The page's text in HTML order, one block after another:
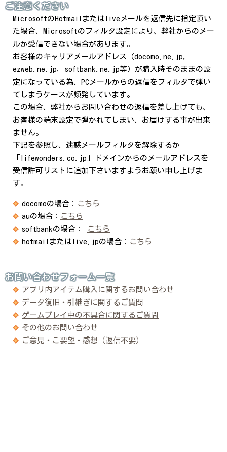
ご注意ください
MicrosoftのHotmailまたはliveメールを返信先に指定頂い
た場合、Microsoftのフィルタ設定により、弊社からのメー
ルが受信できない場合があります。
お客様のキャリアメールアドレス（docomo.ne.jp,
ezweb.ne.jp, softbank.ne.jp等）が購入時そのままの設
定になっている為、PCメールからの返信をフィルタで弾い
てしまうケースが頻発しています。
この場合、弊社からお問い合わせの返信を差し上げても、
お客様の端末設定で弾かれてしまい、お届けする事が出来
ません。
下記を参照し、迷惑メールフィルタを解除するか
「lifewonders.co.jp」ドメインからのメールアドレスを
受信許可リストに追加下さいますようお願い申し上げま
す。
docomoの場合： こちら
auの場合： こちら
softbankの場合：
こちら
hotmailまたはlive.jpの場合： こちら
お問い合わせフォーム一覧
アプリ内アイテム購入に関するお問い合わせ
データ復旧・引継ぎに関するご質問
ゲームプレイ中の不具合に関するご質問
その他のお問い合わせ
ご意見・ご要望・感想（返信不要）